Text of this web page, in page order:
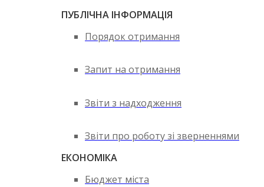
ПУБЛІЧНА ІНФОРМАЦІЯ
Порядок отримання
Запит на отримання
Звіти з надходження
Звіти про роботу зі зверненнями
ЕКОНОМІКА
Бюджет міста